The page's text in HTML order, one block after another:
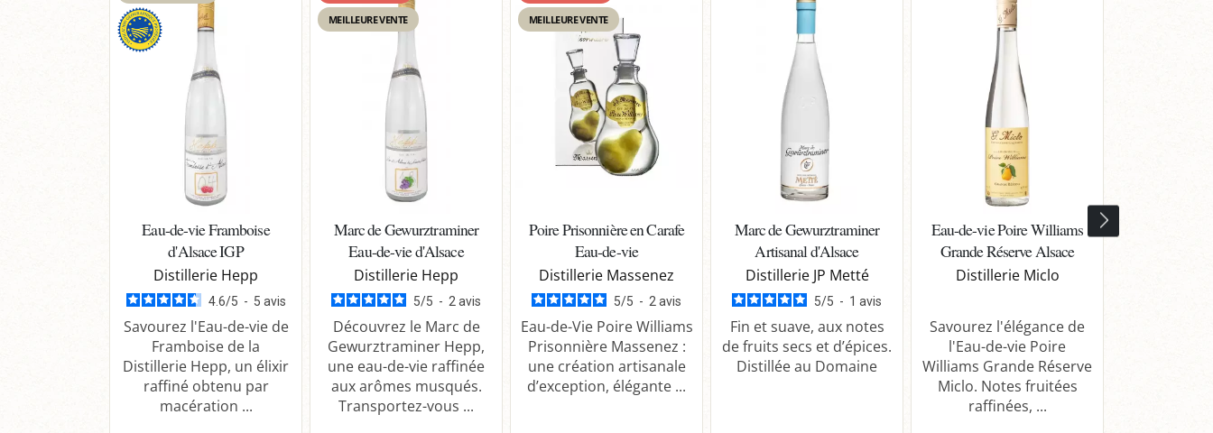
Eau-de-vie Framboise
d'Alsace IGP
Distillerie Hepp
4.6/5 - 5 avis
Savourez l'Eau-de-vie de
Framboise de la
Distillerie Hepp, un élixir
raffiné obtenu par
macération ...
MEILLEURE VENTE
Marc de Gewurztraminer
Eau-de-vie d'Alsace
Distillerie Hepp
5/5 - 2 avis
Découvrez le Marc de
Gewurztraminer Hepp,
une eau-de-vie raffinée
aux arômes musqués.
Transportez-vous ...
MEILLEURE VENTE
Poire Prisonnière en Carafe
Eau-de-vie
Distillerie Massenez
5/5 - 2 avis
Eau-de-Vie Poire Williams
Prisonnière Massenez :
une création artisanale
d’exception, élégante ...
Marc de Gewurztraminer
Artisanal d'Alsace
Distillerie JP Metté
5/5 - 1 avis
Fin et suave, aux notes
de fruits secs et d’épices.
Distillée au Domaine
Eau-de-vie Poire Williams
Grande Réserve Alsace
Distillerie Miclo
Savourez l'élégance de
l'Eau-de-vie Poire
Williams Grande Réserve
Miclo. Notes fruitées
raffinées, ...